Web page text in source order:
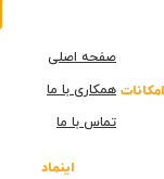
امکانات
صفحه اصلی
همکاری با ما
تماس با ما
اینماد